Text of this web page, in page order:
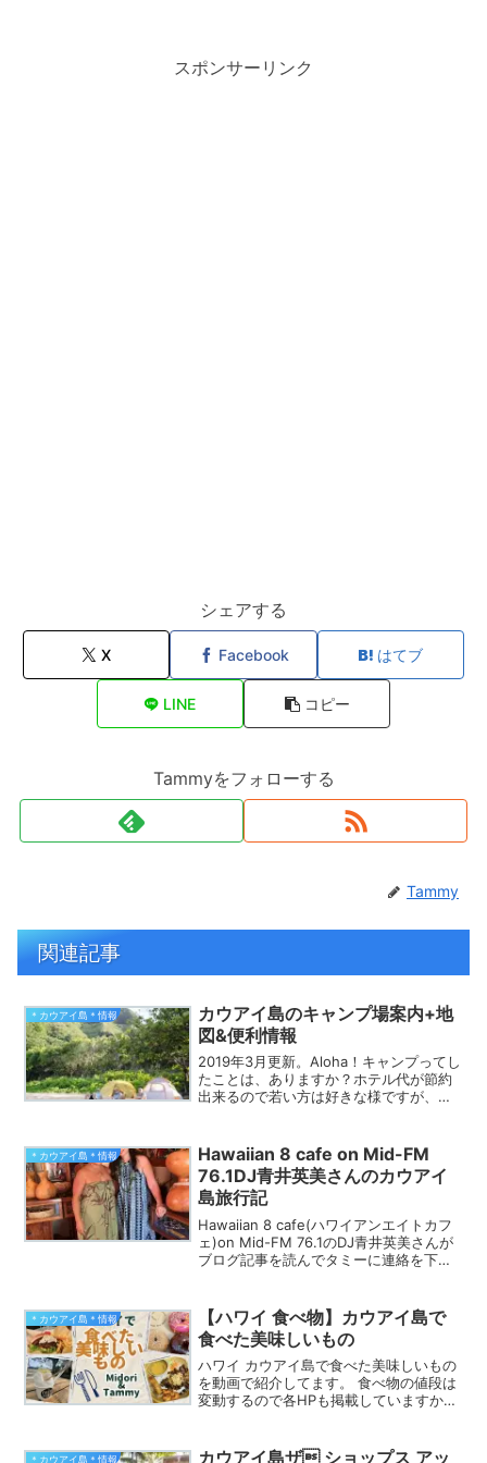
スポンサーリンク
シェアする
X Facebook はてブ
LINE コピー
Tammyをフォローする
Tammy
関連記事
＊カウアイ島＊情報
カウアイ島のキャンプ場案内+地
図&便利情報
2019年3月更新。Aloha！キャンプってし
たことは、ありますか？ホテル代が節約
出来るので若い方は好きな様ですが、そ
し気候も暖かいのでキャンプを楽しむ人
も多いんですよ。...
＊カウアイ島＊情報
Hawaiian 8 cafe on Mid-FM
76.1DJ青井英美さんのカウアイ
島旅行記
Hawaiian 8 cafe(ハワイアンエイトカフ
ェ)on Mid-FM 76.1のDJ青井英美さんが
ブログ記事を読んでタミーに連絡を下さ
て頂きました♪
＊カウアイ島＊情報
【ハワイ 食べ物】カウアイ島で
食べた美味しいもの
ハワイ カウアイ島で食べた美味しいもの
を動画で紹介してます。 食べ物の値段は
変動するので各HPも掲載していますから
＊カウアイ島＊情報 カウアイ島ザ ショップス アッ